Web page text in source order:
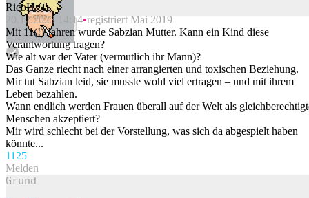
Beitrag melden
RicoH
20.12.2023 14:14 registriert Mai 2019
Mit 11(!) Jahren wurde Sabzian Mutter. Kann ein Kind diese
Verantwortung tragen?
Wie alt war der Vater (vermutlich ihr Mann)?
Das Ganze riecht nach einer arrangierten und toxischen Beziehung.
Mir tut Sabzian leid, sie musste wohl viel ertragen – und mit ihrem
Leben bezahlen.
Wann endlich werden Frauen überall auf der Welt als
Menschen akzeptiert?
Mir wird schlecht bei der Vorstellung, was sich da abgespielt haben
könnte...
1125
Melden